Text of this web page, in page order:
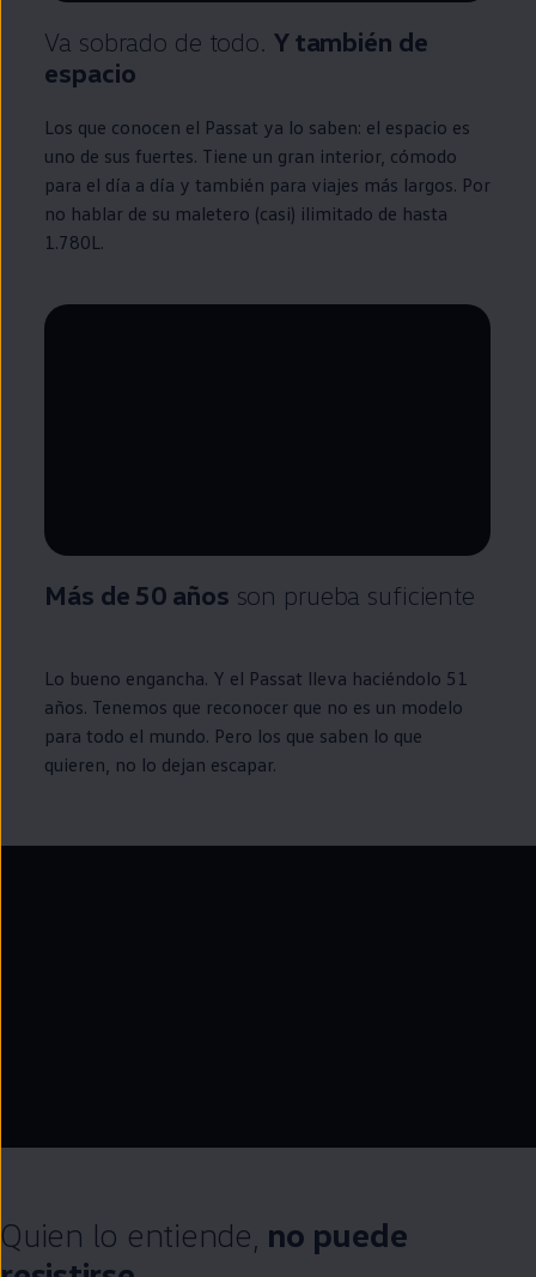
Va sobrado de todo. Y también de
espacio
Los que conocen el Passat ya lo saben: el espacio es
uno de sus fuertes. Tiene un gran interior, cómodo
para el día a día y también para viajes más largos. Por
no hablar de su maletero (casi) ilimitado de hasta
1.780L.
Remaining time, --:--
Más de 50 años son prueba suficiente
Lo bueno engancha. Y el Passat lleva haciéndolo 51
años. Tenemos que reconocer que no es un modelo
para todo el mundo. Pero los que saben lo que
quieren, no lo dejan escapar.
Quien lo entiende, no puede